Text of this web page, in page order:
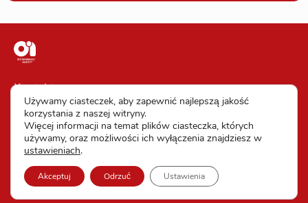
Kontakt
Impressum
Warunki uczestnictwa
Ustawienia ciasteczek
Używamy ciasteczek, aby zapewnić najlepszą jakość
korzystania z naszej witryny.
Więcej informacji na temat plików ciasteczka, których
używamy, oraz możliwości ich wyłączenia znajdziesz w
ustawieniach.
Akceptuj Odrzuć Ustawienia